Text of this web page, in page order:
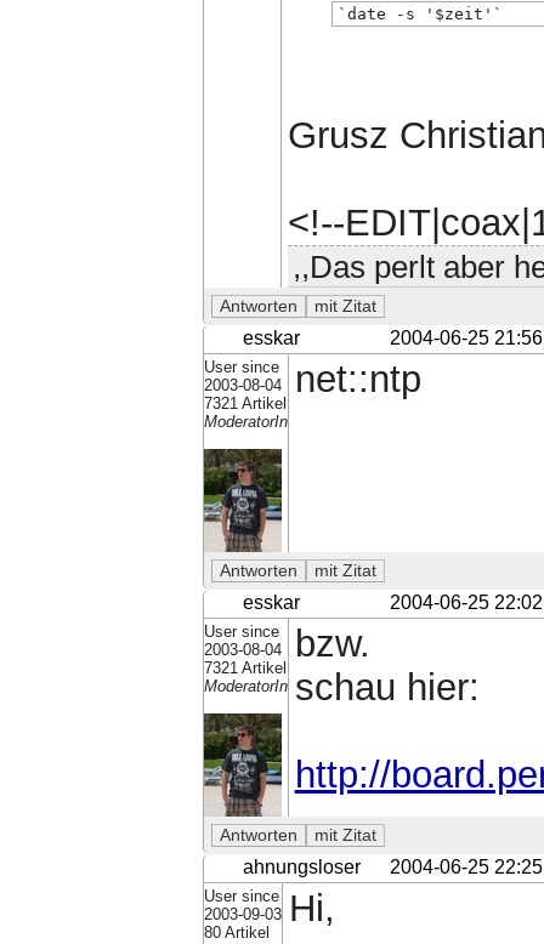
`date -s '$zeit'`
Grusz
<!--
,,Das perlt aber
esskar 2004-06-25 21:56
User since
2003-08-04
7321 Artikel
ModeratorIn
net::ntp
esskar 2004-06-25 22:02
User since
2003-08-04
7321 Artikel
ModeratorIn
bzw.
schau hier:
http://
ahnungsloser 2004-06-25 22:25
User since
2003-09-03
80 Artikel
Hi,